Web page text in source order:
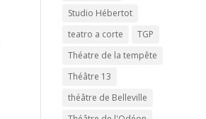
Studio Hébertot
teatro a corte
TGP
Théatre de la tempête
Théâtre 13
théâtre de Belleville